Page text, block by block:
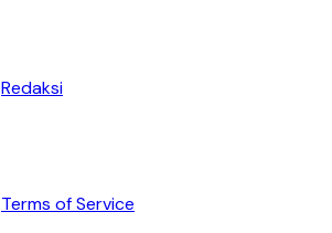
Redaksi
Terms of Service